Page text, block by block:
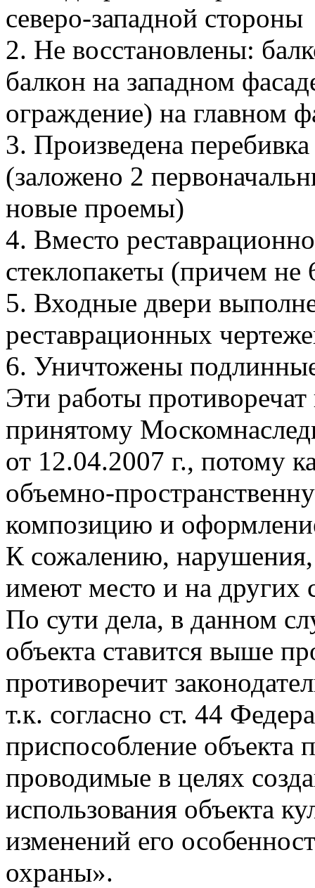
северо-западной стороны
2. Не восстановлены:
балкон на западном
ограждение) на главном
3. Произведена
(заложено 2
новые проемы)
4. Вместо
стеклопакеты (причем не
5. Входные двери
реставрационных
6. Уничтожены
Эти работы
принятому
от 12.04.2007 г., потому
объемно-
композицию и
К сожалению,
имеют место и на других
По сути дела, в данном
объекта ставится выше
противоречит
т.к. согласно ст. 44
приспособление объекта
проводимые в целях
использования объекта
изменений его
охраны».